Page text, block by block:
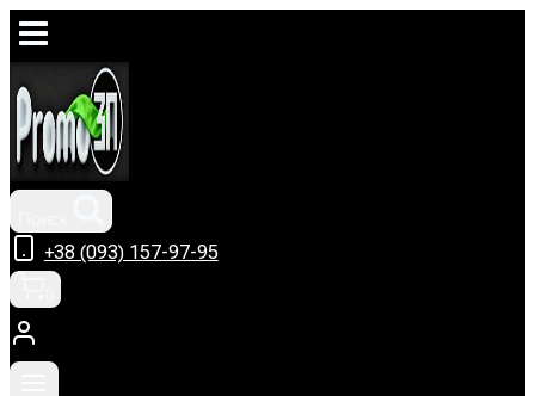
Перейти
содержимому
+38 (093) 157-97-95